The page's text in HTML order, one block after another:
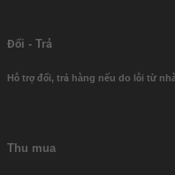
Đổi - Trả
Hỗ trợ đổi, trả hàng nếu do lỗi từ
Thu mua